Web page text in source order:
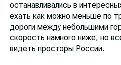
останавливались в
ехать как можно меньше по
дороги между небольшими
скорость намного ниже, но
видеть просторы России.